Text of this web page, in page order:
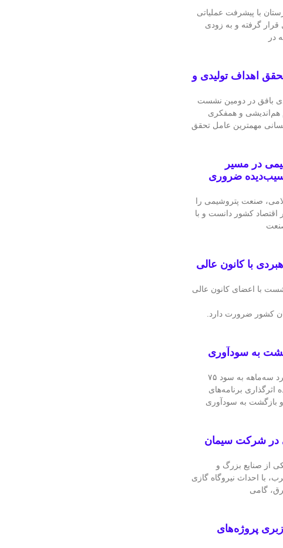
با پیشرفت عملیاتی
قرار گرفته و به‌ زودی
در
اهداف تولیدی و
بافق در دومین نشست
هم‌اندیشی و همفکری
مهمترین عامل تحقق
در مسیر
ضروری
صنعت پتروشیمی را
اقتصاد کشور دانست و با
با کانون عالی
با اعضای کانون عالی
کشور ضرورت دارد.
به سودآوری
شرکت فرآورده‌های نسوز ایران در عملکرد سه‌ماهه به سود ۷۵
اثرگذاری برنامه‌های
بازگشت به سودآوری
۲۴ مگاواتی در شرکت سیمان
از صنایع بزرگ و
با احداث نیروگاه گازی
پروژه‌های